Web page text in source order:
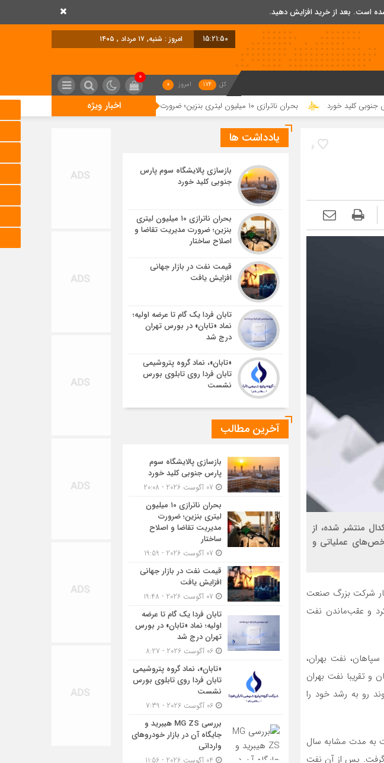
است. بعد از خرید افزایش دهید.
15:21:51 برابر با : Saturday - 8 August - 2026
کل 174 امروز 0
0
اخبار ویژه بحران ناترازی ۱۰ میلیون لیتری بنزین؛ ضرورت مدیریت تقاضا و اصلاح ساختار قیمت نفت در بازار جهانی
6
منتشر شده، از
عملیاتی و
شرکت بزرگ صنعت
و عقب‌ماندن نفت
نفت بهران،
تقریبا نفت بهران
رو به رشد خود را
تومان فروش و رشد چشمگیر ۲۲۲ درصدی نسبت به مدت مشابه سال
۱۱۸درصدی در رتبه دوم قرار گرفت. پس از آن نفت
یادداشت ها
بازسازی پالایشگاه سوم پارس
جنوبی کلید خورد
بحران ناترازی ۱۰ میلیون لیتری
بنزین؛ ضرورت مدیریت تقاضا و
اصلاح ساختار
قیمت نفت در بازار جهانی
افزایش یافت
تابان فردا یک گام تا عرضه اولیه؛
نماد «تابان» در بورس تهران
درج شد
«تابان»، نماد گروه پتروشیمی
تابان فردا روی تابلوی بورس
نشست
آخرین مطالب
بازسازی پالایشگاه سوم
پارس جنوبی کلید خورد
بحران ناترازی ۱۰ میلیون
لیتری بنزین؛ ضرورت
مدیریت تقاضا و اصلاح
ساختار
قیمت نفت در بازار جهانی
افزایش یافت
تابان فردا یک گام تا عرضه
اولیه؛ نماد «تابان» در بورس
تهران درج شد
«تابان»، نماد گروه پتروشیمی
تابان فردا روی تابلوی بورس
نشست
بررسی MG ZS هیبرید و
جایگاه آن در بازار خودروهای
وارداتی